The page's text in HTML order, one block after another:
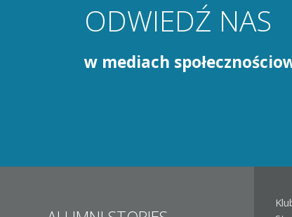
ODWIEDŹ NAS
w mediach